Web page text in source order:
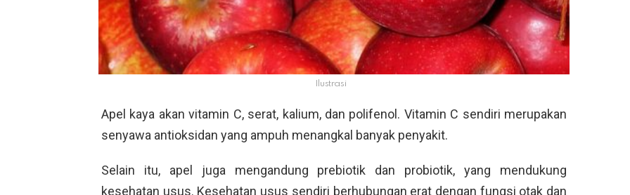
Ilustrasi
Apel kaya akan vitamin C, serat, kalium, dan polifenol. Vitamin C sendiri merupakan
senyawa antioksidan yang ampuh menangkal banyak penyakit.
Selain itu, apel juga mengandung prebiotik dan probiotik, yang mendukung
kesehatan usus. Kesehatan usus sendiri berhubungan erat dengan fungsi otak dan